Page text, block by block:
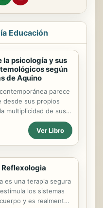
Educación
la psicología y sus
según
de Aquino
parece
desde sus propios
multiplicidad de sus
de por su casi
en corrientes
Esto crea importantes
primera
también a los
muchas veces no
suficientemente
Ver Libro
Reflexologia
es una terapia segura
los sistemas
y es realmente